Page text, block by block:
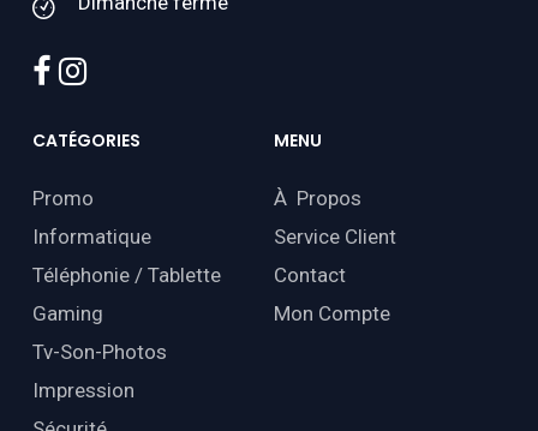
facebook
instagram
CATÉGORIES
Promo
Informatique
Téléphonie / Tablette
Gaming
Tv-Son-Photos
Impression
MENU
À Propos
Service Client
Contact
Mon Compte